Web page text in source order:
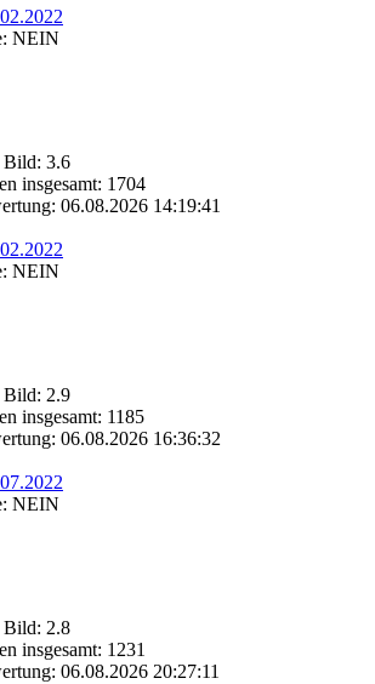
NEIN
Bild: 3.6
insgesamt: 1704
06.08.2026 14:19:41
NEIN
Bild: 2.9
insgesamt: 1185
06.08.2026 16:36:32
NEIN
Bild: 2.8
insgesamt: 1231
06.08.2026 20:27:11